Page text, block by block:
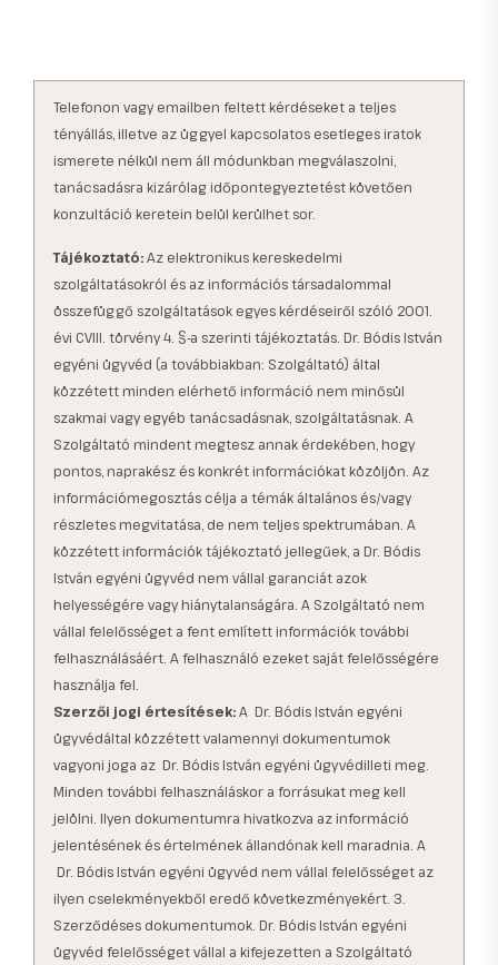
Telefonon vagy emailben feltett kérdéseket a teljes
tényállás, illetve az üggyel kapcsolatos esetleges iratok
ismerete nélkül nem áll módunkban megválaszolni,
tanácsadásra kizárólag időpontegyeztetést követően
konzultáció keretein belül kerülhet sor.
Tájékoztató:Az elektronikus kereskedelmi
szolgáltatásokról és az információs társadalommal
összefüggő szolgáltatások egyes kérdéseiről szóló 2001.
évi CVIII. törvény 4. §-a szerinti tájékoztatás. Dr. Bódis István
egyéni ügyvéd (a továbbiakban: Szolgáltató) által
közzétett minden elérhető információ nem minősül
szakmai vagy egyéb tanácsadásnak, szolgáltatásnak. A
Szolgáltató mindent megtesz annak érdekében, hogy
pontos, naprakész és konkrét információkat közöljön. Az
információmegosztás célja a témák általános és/vagy
részletes megvitatása, de nem teljes spektrumában. A
közzétett információk tájékoztató jellegűek, a Dr. Bódis
István egyéni ügyvéd nem vállal garanciát azok
helyességére vagy hiánytalanságára. A Szolgáltató nem
vállal felelősséget a fent említett információk további
felhasználásáért. A felhasználó ezeket saját felelősségére
használja fel.
Szerzői jogi értesítések:A Dr. Bódis István egyéni
ügyvédáltal közzétett valamennyi dokumentumok
vagyoni joga az Dr. Bódis István egyéni ügyvédilleti meg.
Minden további felhasználáskor a forrásukat meg kell
jelölni. Ilyen dokumentumra hivatkozva az információ
jelentésének és értelmének állandónak kell maradnia. A
Dr. Bódis István egyéni ügyvéd nem vállal felelősséget az
ilyen cselekményekből eredő következményekért. 3.
Szerződéses dokumentumok. Dr. Bódis István egyéni
ügyvéd felelősséget vállal a kifejezetten a Szolgáltató